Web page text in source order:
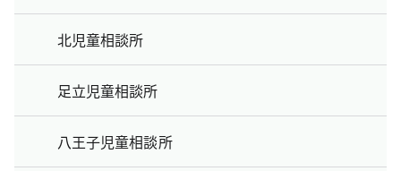
北児童相談所
足立児童相談所
八王子児童相談所